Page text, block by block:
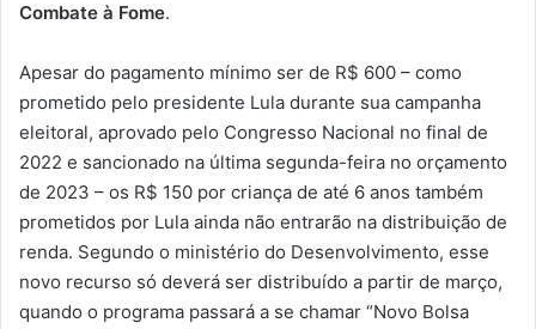
Combate à Fome.
Apesar do pagamento mínimo ser de R$ 600 – como
prometido pelo presidente Lula durante sua campanha
eleitoral, aprovado pelo Congresso Nacional no final de
2022 e sancionado na última segunda-feira no orçamento
de 2023 – os R$ 150 por criança de até 6 anos também
prometidos por Lula ainda não entrarão na distribuição de
renda. Segundo o ministério do Desenvolvimento, esse
novo recurso só deverá ser distribuído a partir de março,
quando o programa passará a se chamar “Novo Bolsa